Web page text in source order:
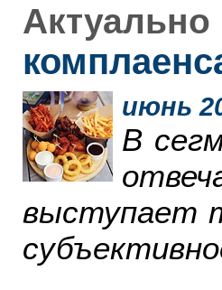
Актуально
июнь
В
выступает